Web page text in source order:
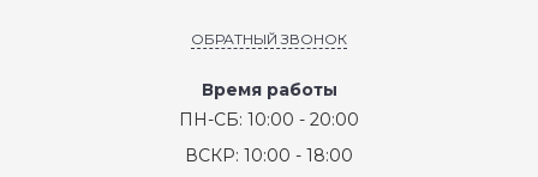
ОБРАТНЫЙ ЗВОНОК
Время работы
ПН-СБ: 10:00 - 20:00
ВСКР: 10:00 - 18:00